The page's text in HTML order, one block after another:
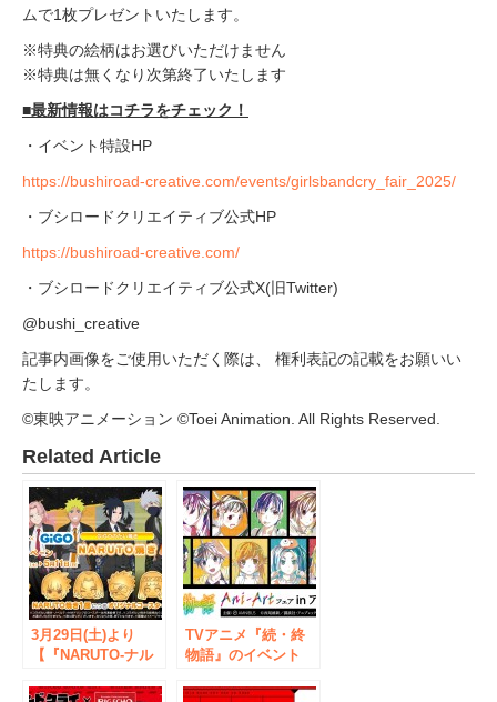
ムで1枚プレゼントいたします。
※特典の絵柄はお選びいただけません
※特典は無くなり次第終了いたします
■最新情報はコチラをチェック！
・イベント特設HP
https://bushiroad-creative.com/events/girlsbandcry_fair_2025/
・ブシロードクリエイティブ公式HP
https://bushiroad-creative.com/
・ブシロードクリエイティブ公式X(旧Twitter)
@bushi_creative
記事内画像をご使用いただく際は、 権利表記の記載をお願いい
たします。
©東映アニメーション ©Toei Animation. All Rights Reserved.
Related Article
3月29日(土)より
【『NARUTO-ナル
GiGO キャンペー
TVアニメ『続・終
物語』のイベント
Ani-Art フェア in ア